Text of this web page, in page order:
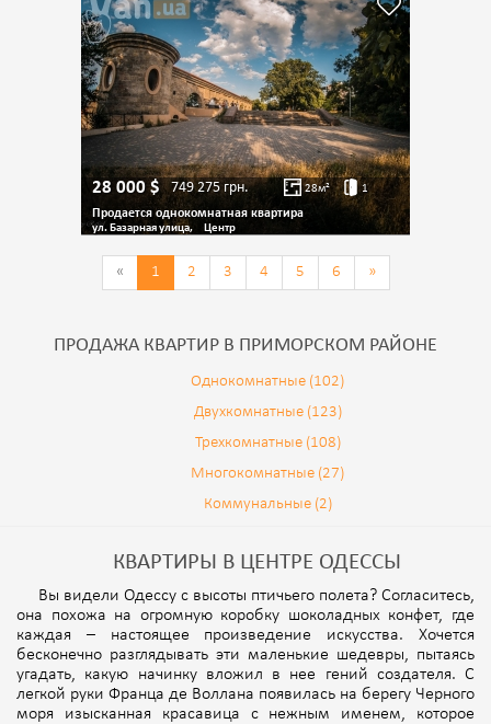
28 000$ 749 275 грн. 28м² 1
Продается однокомнатная квартира
ул. Базарная улица, Центр
« 1 2 3 4 5 6 »
ПРОДАЖА КВАРТИР В ПРИМОРСКОМ РАЙОНЕ
Однокомнатные (102)
Двухкомнатные (123)
Трехкомнатные (108)
Многокомнатные (27)
Коммунальные (2)
КВАРТИРЫ В ЦЕНТРЕ ОДЕССЫ
Вы видели Одессу с высоты птичьего полета? Согласитесь,
она похожа на огромную коробку шоколадных конфет, где
каждая – настоящее произведение искусства. Хочется
бесконечно разглядывать эти маленькие шедевры, пытаясь
угадать, какую начинку вложил в нее гений создателя. С
легкой руки Франца де Воллана появилась на берегу Черного
моря изысканная красавица с нежным именем, которое